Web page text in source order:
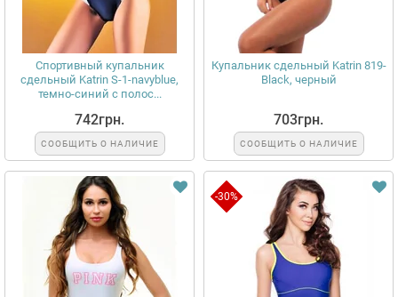
Спортивный купальник
сдельный Katrin S-1-navyblue,
темно-синий с полос...
742грн.
СООБЩИТЬ О НАЛИЧИЕ
Купальник сдельный Katrin 819-
Black, черный
703грн.
СООБЩИТЬ О НАЛИЧИЕ
-30%